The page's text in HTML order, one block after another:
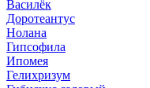
Василёк
Доротеантус
Нолана
Гипсофила
Ипомея
Гелихризум